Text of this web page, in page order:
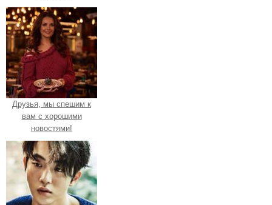
Друзья, мы спешим к
вам с хорошими
новостями!